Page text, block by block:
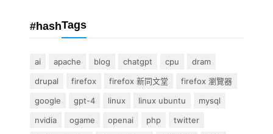
#hashTags
ai apache blog chatgpt cpu
dram
drupal
firefox firefox 新同文堂
firefox 瀏覽器
google
gpt-4 linux linux ubuntu
mysql
nvidia
ogame openai php
twitter